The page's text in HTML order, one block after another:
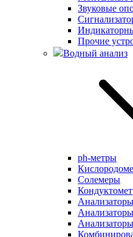
Звуковые
Прочие
Водный анализ
ph-метры
Солемеры